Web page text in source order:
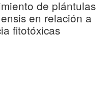
de plántulas
en relación a
fitotóxicas